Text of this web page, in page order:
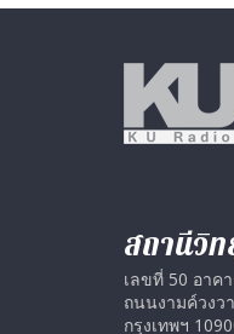
สถานีวิ
เลขที่ 50 อา
ถนนงามค์วงว
กรุงเทพฯ